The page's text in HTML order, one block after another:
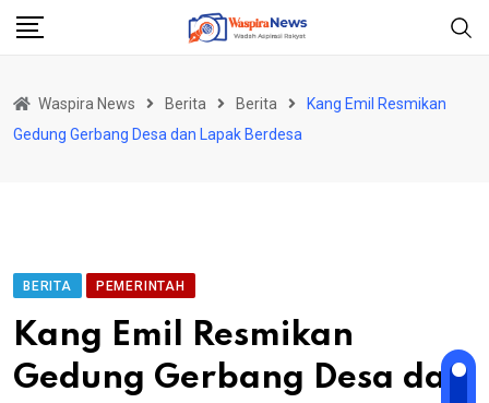
Skip
Waspira News Berita Berita
Kang Emil Resmikan
Gedung Gerbang Desa dan Lapak Berdesa
BERITA PEMERINTAH
Kang Emil Resmikan
Gedung Gerbang Desa dan